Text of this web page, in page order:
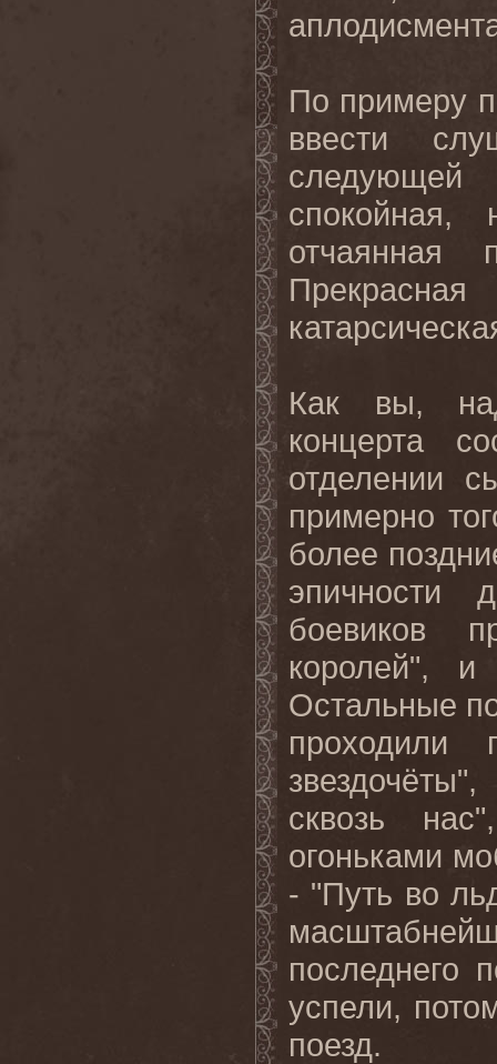
По примеру
ввести
Как вы,
концерта
отделении
примерно
более
эпичности
боевиков
королей",
Остальные
сквозь
огоньками
- "Путь во
последнего
успели,
поезд.